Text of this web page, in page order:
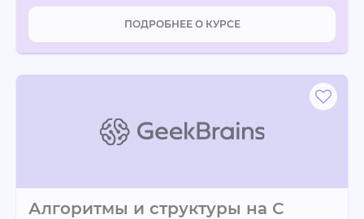
ПОДРОБНЕЕ О КУРСЕ
Алгоритмы и структуры на С